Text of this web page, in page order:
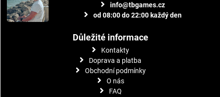
info@tbgames.cz
od 08:00 do 22:00 každý den
Důležité informace
Kontakty
Doprava a platba
Obchodní podmínky
O nás
FAQ